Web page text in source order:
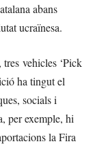
abans
ucraïnesa.
vehicles ‘Pick
ha tingut el
socials i
per exemple, hi
la Fira